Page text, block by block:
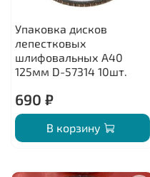
Упаковка дисков
лепестковых
шлифовальных А40
125мм D-57314 10шт.
690 ₽
В корзину